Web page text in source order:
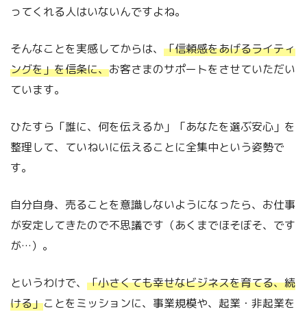
ってくれる人はいないんですよね。
そんなことを実感してからは、 「信頼感をあげるライティ
ングを」を信条に、お客さまのサポートをさせていただい
ています。
ひたすら「誰に、何を伝えるか」「あなたを選ぶ安心」を
整理して、ていねいに伝えることに全集中という姿勢で
す。
自分自身、売ることを意識しないようになったら、お仕事
が安定してきたので不思議です（あくまでほそぼそ、です
が…）。
というわけで、 「小さくても幸せなビジネスを育てる、続
ける」ことをミッションに、事業規模や、起業・非起業を